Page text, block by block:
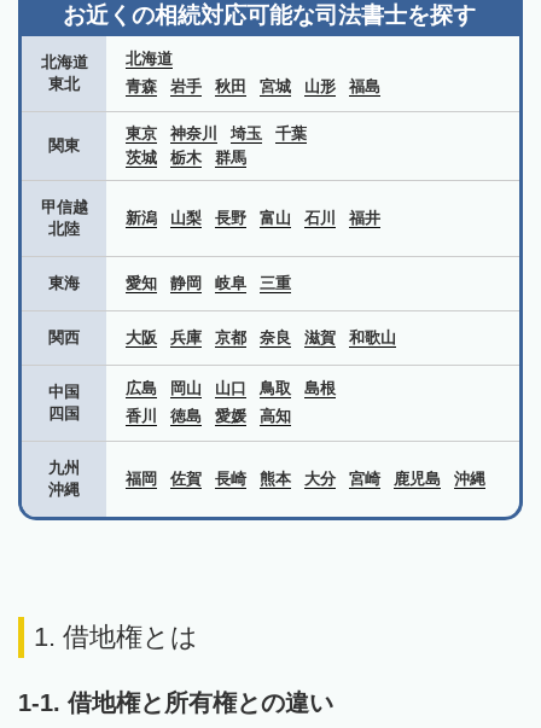
お近くの相続対応可能な司法書士を探す
北海道
東北
北海道
青森
岩手 秋田 宮城 山形 福島
関東
東京 神奈川 埼玉
千葉
茨城
栃木 群馬
甲信越
北陸
新潟 山梨 長野 富山 石川 福井
東海 愛知 静岡 岐阜 三重
関西 大阪 兵庫 京都 奈良 滋賀 和歌山
中国
四国
広島 岡山 山口 鳥取
島根
香川
徳島 愛媛 高知
九州
沖縄
福岡 佐賀 長崎 熊本 大分 宮崎 鹿児島 沖縄
1. 借地権とは
1-1. 借地権と所有権との違い